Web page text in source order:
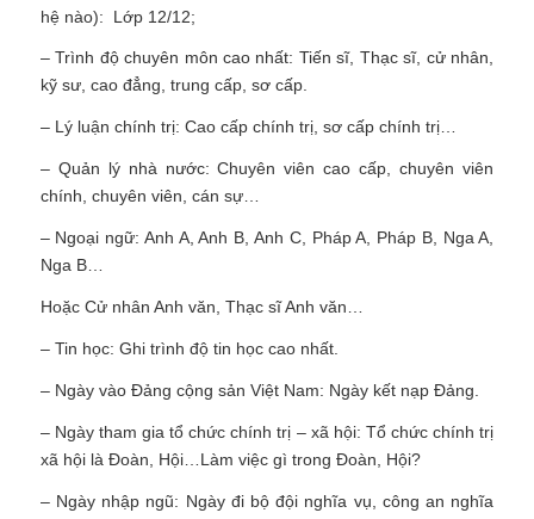
hệ nào): Lớp 12/12;
– Trình độ chuyên môn cao nhất: Tiến sĩ, Thạc sĩ, cử nhân,
kỹ sư, cao đẳng, trung cấp, sơ cấp.
– Lý luận chính trị: Cao cấp chính trị, sơ cấp chính trị…
– Quản lý nhà nước: Chuyên viên cao cấp, chuyên viên
chính, chuyên viên, cán sự…
– Ngoại ngữ: Anh A, Anh B, Anh C, Pháp A, Pháp B, Nga A,
Nga B…
Hoặc Cử nhân Anh văn, Thạc sĩ Anh văn…
– Tin học: Ghi trình độ tin học cao nhất.
– Ngày vào Đảng cộng sản Việt Nam: Ngày kết nạp Đảng.
– Ngày tham gia tổ chức chính trị – xã hội: Tổ chức chính trị
xã hội là Đoàn, Hội…Làm việc gì trong Đoàn, Hội?
– Ngày nhập ngũ: Ngày đi bộ đội nghĩa vụ, công an nghĩa